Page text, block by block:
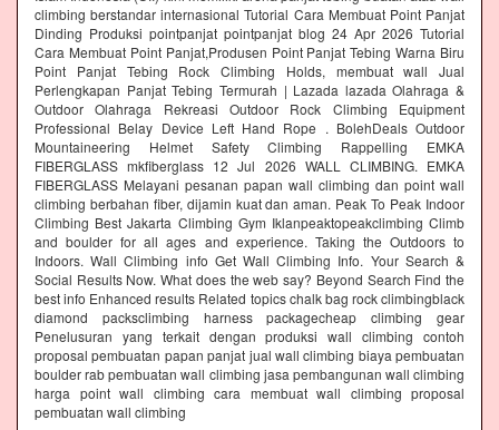
climbing berstandar internasional Tutorial Cara Membuat Point Panjat
Dinding Produksi pointpanjat pointpanjat blog 24 Apr 2026 Tutorial
Cara Membuat Point Panjat,Produsen Point Panjat Tebing Warna Biru
Point Panjat Tebing Rock Climbing Holds, membuat wall Jual
Perlengkapan Panjat Tebing Termurah | Lazada lazada Olahraga &
Outdoor Olahraga Rekreasi Outdoor Rock Climbing Equipment
Professional Belay Device Left Hand Rope . BolehDeals Outdoor
Mountaineering Helmet Safety Climbing Rappelling EMKA
FIBERGLASS mkfiberglass 12 Jul 2026 WALL CLIMBING. EMKA
FIBERGLASS Melayani pesanan papan wall climbing dan point wall
climbing berbahan fiber, dijamin kuat dan aman. Peak To Peak Indoor
Climbing Best Jakarta Climbing Gym‎ Iklanpeaktopeakclimbing Climb
and boulder for all ages and experience. Taking the Outdoors to
Indoors. Wall Climbing‎ info Get Wall Climbing Info. Your Search &
Social Results Now. What does the web say? Beyond Search Find the
best info Enhanced results Related topics chalk bag rock climbingblack
diamond packsclimbing harness packagecheap climbing gear
Penelusuran yang terkait dengan produksi wall climbing contoh
proposal pembuatan papan panjat jual wall climbing biaya pembuatan
boulder rab pembuatan wall climbing jasa pembangunan wall climbing
harga point wall climbing cara membuat wall climbing proposal
pembuatan wall climbing